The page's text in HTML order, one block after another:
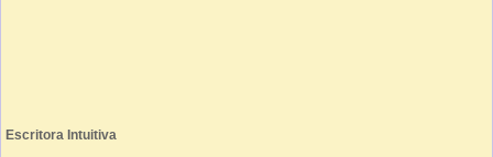
Escritora Intuitiva